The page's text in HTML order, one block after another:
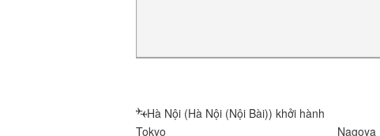
Hà Nội (Hà Nội (Nội Bài)) khởi hành
Tokyo
Nagoya